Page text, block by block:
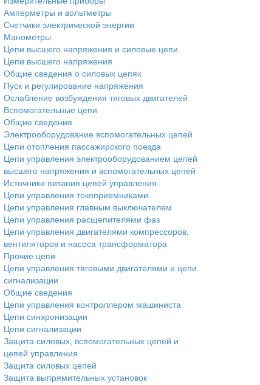
Амперметры и вольтметры
Счетчики электрической энергии
Манометры
Цепи высшего напряжения и силовые цепи
Цепи высшего напряжения
Общие сведения о силовых цепях
Пуск и регулирование напряжения
Ослабление возбуждения тяговых двигателей
Вспомогательные цепи
Общие сведения
Электрооборудование вспомогательных цепей
Цепи отопления пассажирского поезда
Цепи управления электрооборудованием цепей
высшего напряжения и вспомогательных цепей
Источники питания цепей управления
Цепи управления токоприемниками
Цепи управления главным выключателем
Цепи управления расщепителями фаз
Цепи управления двигателями компрессоров,
вентиляторов и насоса трансформатора
Прочие цепи
Цепи управления тяговыми двигателями и цепи
сигнализации
Общие сведения
Цепи управления контроллером машиниста
Цепи синхронизации
Цепи сигнализации
Защита силовых, вспомогательных цепей и
цепей управления
Защита силовых цепей
Защита выпрямительных установок